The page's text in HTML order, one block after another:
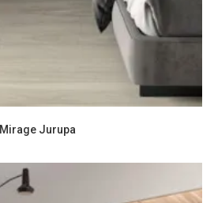
Mirage Jurupa